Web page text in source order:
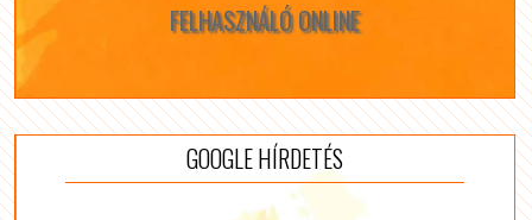
FELHASZNÁLÓ ONLINE
GOOGLE HÍRDETÉS